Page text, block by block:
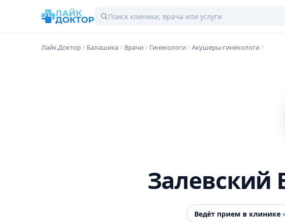
Лайк.Доктор Балашиха Врачи Гинекологи Акушеры-гинекологи
Залевский
Ведёт прием в клинике